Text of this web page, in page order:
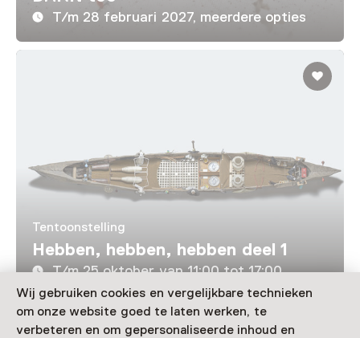
Wij gebruiken cookies en vergelijkbare technieken
om onze website goed te laten werken, te
verbeteren en om gepersonaliseerde inhoud en
T/m 28 februari 2027, meerdere opties
Tentoonstelling
Hebben, hebben, hebben deel 1
T/m 25 oktober van 11:00 tot 17:00
Laad meer